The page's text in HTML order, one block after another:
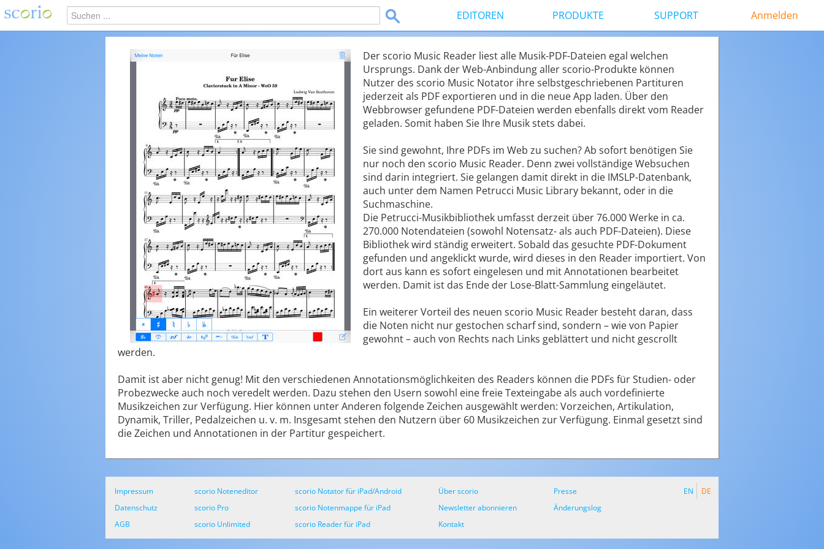
EDITOREN PRODUKTE SUPPORT Anmelden
Der scorio Music Reader liest alle Musik-PDF-Dateien egal welchen
Ursprungs. Dank der Web-Anbindung aller scorio-Produkte können
Nutzer des scorio Music Notator ihre selbstgeschriebenen Partituren
jederzeit als PDF exportieren und in die neue App laden. Über den
Webbrowser gefundene PDF-Dateien werden ebenfalls direkt vom Reader
geladen. Somit haben Sie Ihre Musik stets dabei.
Sie sind gewohnt, Ihre PDFs im Web zu suchen? Ab sofort benötigen Sie
nur noch den scorio Music Reader. Denn zwei vollständige Websuchen
sind darin integriert. Sie gelangen damit direkt in die IMSLP-Datenbank,
auch unter dem Namen Petrucci Music Library bekannt, oder in die
Suchmaschine.
Die Petrucci-Musikbibliothek umfasst derzeit über 76.000 Werke in ca.
270.000 Notendateien (sowohl Notensatz- als auch PDF-Dateien). Diese
Bibliothek wird ständig erweitert. Sobald das gesuchte PDF-Dokument
gefunden und angeklickt wurde, wird dieses in den Reader importiert. Von
dort aus kann es sofort eingelesen und mit Annotationen bearbeitet
werden. Damit ist das Ende der Lose-Blatt-Sammlung eingeläutet.
Ein weiterer Vorteil des neuen scorio Music Reader besteht daran, dass
die Noten nicht nur gestochen scharf sind, sondern – wie von Papier
gewohnt – auch von Rechts nach Links geblättert und nicht gescrollt
werden.
Damit ist aber nicht genug! Mit den verschiedenen Annotationsmöglichkeiten des Readers können die PDFs für Studien- oder
Probezwecke auch noch veredelt werden. Dazu stehen den Usern sowohl eine freie Texteingabe als auch vordefinierte
Musikzeichen zur Verfügung. Hier können unter Anderen folgende Zeichen ausgewählt werden: Vorzeichen, Artikulation,
Dynamik, Triller, Pedalzeichen u. v. m. Insgesamt stehen den Nutzern über 60 Musikzeichen zur Verfügung. Einmal gesetzt sind
die Zeichen und Annotationen in der Partitur gespeichert.
Impressum
Datenschutz
AGB
scorio Noteneditor
scorio Pro
scorio Unlimited
scorio Notator für iPad/Android
scorio Notenmappe für iPad
scorio Reader für iPad
Über scorio
Newsletter abonnieren
Kontakt
Presse
Änderungslog
EN DE